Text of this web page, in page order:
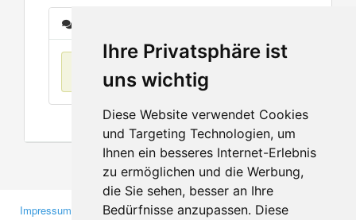
Ihre Privatsphäre ist
uns wichtig
Diese Website verwendet Cookies
und Targeting Technologien, um
Ihnen ein besseres Internet-Erlebnis
zu ermöglichen und die Werbung,
die Sie sehen, besser an Ihre
Bedürfnisse anzupassen. Diese
Keine Einträge
Impressum
Gewerbetreibende